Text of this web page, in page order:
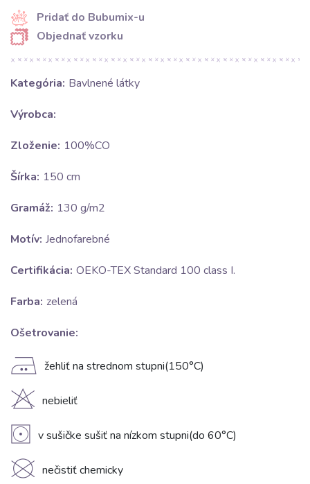
Pridať do Bubumix-u
Objednať vzorku
Kategória: Bavlnené látky
Výrobca:
Zloženie: 100%CO
Šírka: 150 cm
Gramáž: 130 g/m2
Motív: Jednofarebné
Certifikácia: OEKO-TEX Standard 100 class I.
Farba: zelená
Ošetrovanie:
E žehliť na strednom stupni(150°C)
H nebieliť
V v sušičke sušiť na nízkom stupni(do 60°C)
K nečistiť chemicky